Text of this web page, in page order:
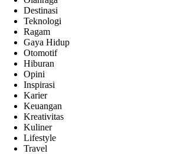
Destinasi
Teknologi
Ragam
Gaya Hidup
Otomotif
Hiburan
Opini
Inspirasi
Karier
Keuangan
Kreativitas
Kuliner
Lifestyle
Travel